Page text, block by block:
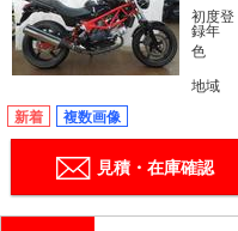
初度登
録年
色
地域
新着 複数画像
見積・在庫確認